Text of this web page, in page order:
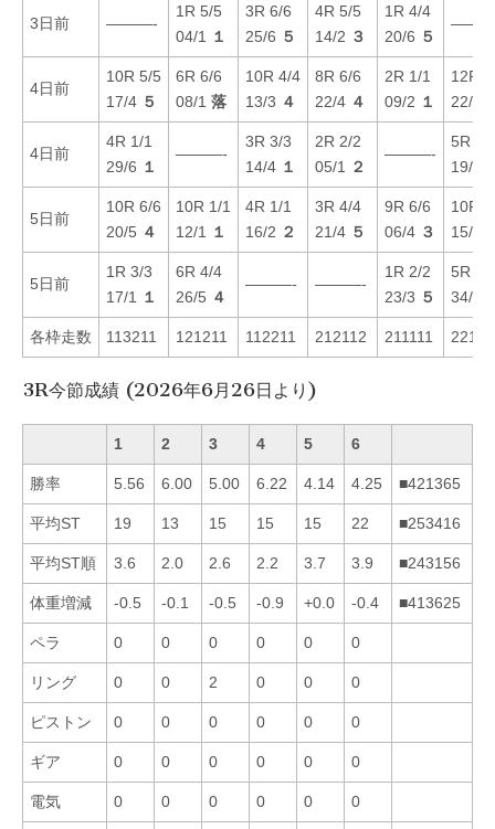
3日前 ———-
1R 5/5
04/1
１
3R 6/6
25/6 ５
4R 5/5
14/2 ３
1R 4/4
20/6 ５
4日前
10R 5/5
17/4 ５
6R 6/6
08/1 落
10R 4/4
13/3 ４
8R 6/6
22/4 ４
2R 1/1
09/2 １
12R
22/4
4日前
4R 1/1
29/6 １
———-
3R 3/3
14/4 １
2R 2/2
05/1
２
———-
5R 4/
19/5
5日前
10R 6/6
20/5 ４
10R 1/1
12/1
１
4R 1/1
16/2 ２
3R 4/4
21/4 ５
9R 6/6
06/4 ３
10R
15/3
5日前
1R 3/3
17/1
１
6R 4/4
26/5 ４
———- ———-
1R 2/2
23/3 ５
5R 1/
34/5
各枠走数 113211 121211 112211 212112 211111
3R今節成績 (2026年6月26日より)
1 2 3 4 5 6
勝率 5.56 6.00 5.00 6.22 4.14 4.25 ■421365
平均ST 19 13 15 15 15 22 ■253416
平均ST順 3.6 2.0 2.6 2.2 3.7 3.9 ■243156
体重増減 -0.5 -0.1 -0.5 -0.9 +0.0 -0.4 ■413625
ペラ 0 0 0 0 0 0
リング 0 0 2 0 0 0
ピストン 0 0 0 0 0 0
ギア 0 0 0 0 0 0
電気 0 0 0 0 0 0